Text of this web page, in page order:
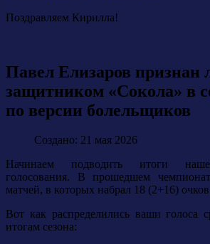
Поздравляем Кирилла!
Павел Елизаров
защитником «Сокола» в
по версии болельщиков
Создано: 21 мая 2026
Начинаем подводить итоги
голосования. В прошедшем
матчей, в которых набрал 18 (2+16)
Вот как распределились ваши голоса
итогам сезона: